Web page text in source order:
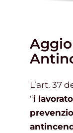
L’art. 37
“i